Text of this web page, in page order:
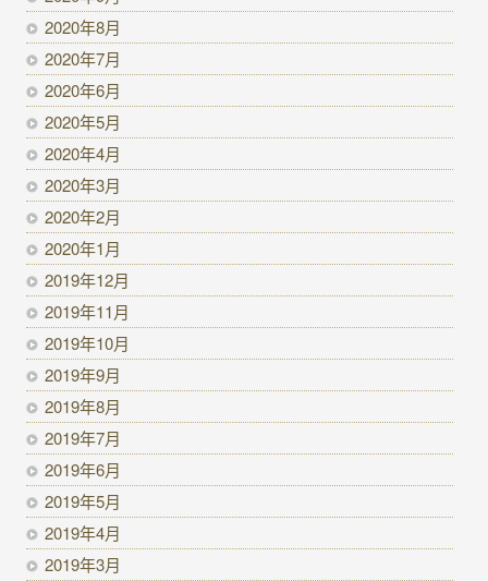
2020年8月
2020年7月
2020年6月
2020年5月
2020年4月
2020年3月
2020年2月
2020年1月
2019年12月
2019年11月
2019年10月
2019年9月
2019年8月
2019年7月
2019年6月
2019年5月
2019年4月
2019年3月